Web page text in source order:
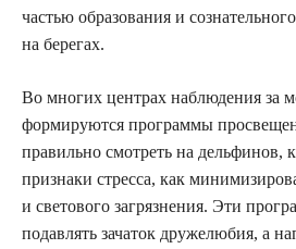
частью образования и
на берегах.
Во многих центрах наблюдения за
формируются программы
правильно смотреть на дельфинов,
признаки стресса, как
и светового загрязнения. Эти
подавлять зачаток дружелюбия, а